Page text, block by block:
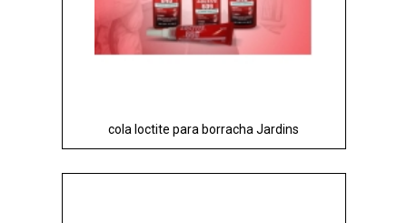
cola loctite para borracha Jardins